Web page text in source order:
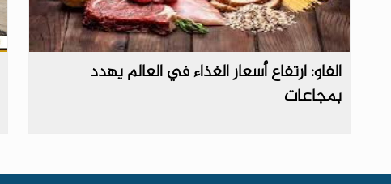
الفاو: ارتفاع أسعار الغذاء في العالم يهدد
بمجاعات